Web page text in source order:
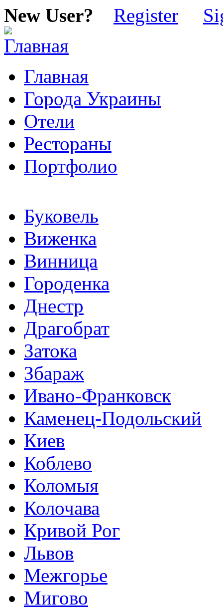
New User? Register
Главная
Города Украины
Отели
Рестораны
Портфолио
Буковель
Виженка
Винница
Городенка
Днестр
Драгобрат
Затока
Збараж
Ивано-Франковск
Каменец-Подольский
Киев
Коблево
Коломыя
Колочава
Кривой Рог
Львов
Межгорье
Мигово